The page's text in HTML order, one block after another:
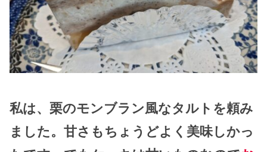
私は、栗のモンブラン風なタルトを頼み
ました。甘さもちょうどよく美味しかっ